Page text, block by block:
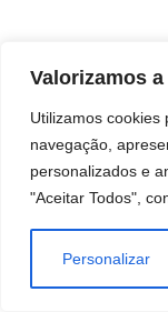
Valorizamos
Utilizamos
navegação,
personalizados e
"Aceitar Todos",
Personalizar